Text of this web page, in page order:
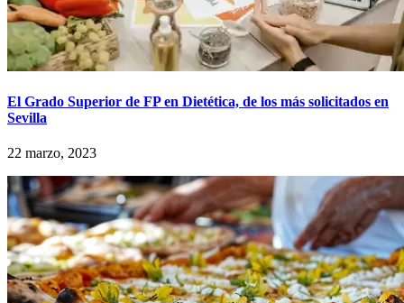
El Grado Superior de FP en Dietética, de los más solicitados en
Sevilla
22 marzo, 2023